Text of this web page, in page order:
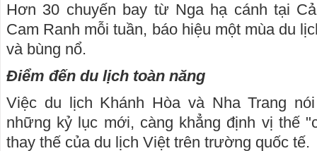
Hơn 30 chuyến bay từ Nga hạ cánh tại
Cam Ranh mỗi tuần, báo hiệu một mùa du
và bùng nổ.
Điểm đến du lịch toàn năng
Việc du lịch Khánh Hòa và Nha Trang
những kỷ lục mới, càng khẳng định vị thế
thay thế của du lịch Việt trên trường quốc tế.